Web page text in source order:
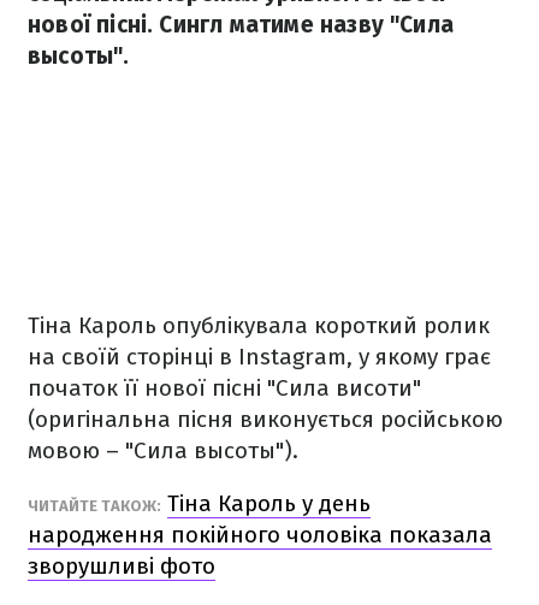
нової пісні. Сингл матиме назву "Сила
высоты".
Тіна Кароль опублікувала короткий ролик
на своїй сторінці в Instagram, у якому грає
початок її нової пісні "Сила висоти"
(оригінальна пісня виконується російською
мовою – "Сила высоты").
ЧИТАЙТЕ ТАКОЖ: Тіна Кароль у день
народження покійного чоловіка показала
зворушливі фото